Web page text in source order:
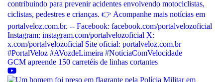
GCM apreende 150 carretéis de linhas cortantes